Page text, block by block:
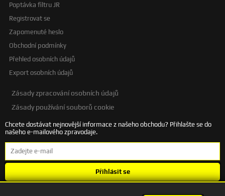
Poptávka filtru JR
Registrovat se
Zapomenuté heslo
Obchodní podmínky
Přehled osobních údajů
Export osobních údajů
Zásady zpracování osobních údajů
Zásady používání souborů cookie
Chcete dostávat nejnovější informace z našeho obchodu? Přihlašte se do
našeho e-mailového zpravodaje.
Přihlásit se